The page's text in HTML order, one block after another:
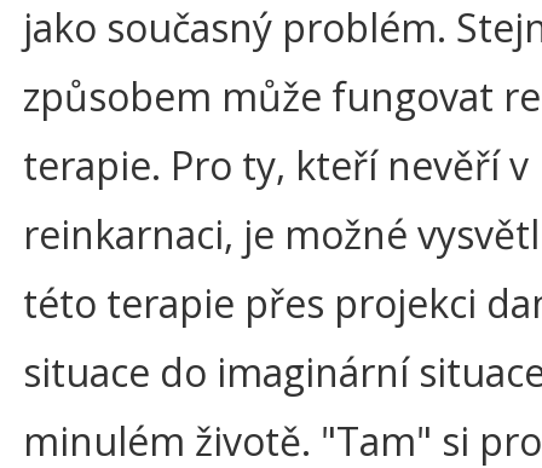
jako současný problém.
způsobem může fungovat
terapie. Pro ty, kteří nevěří v
reinkarnaci, je možné
této terapie přes projekci
situace do imaginární
minulém životě. "Tam" si